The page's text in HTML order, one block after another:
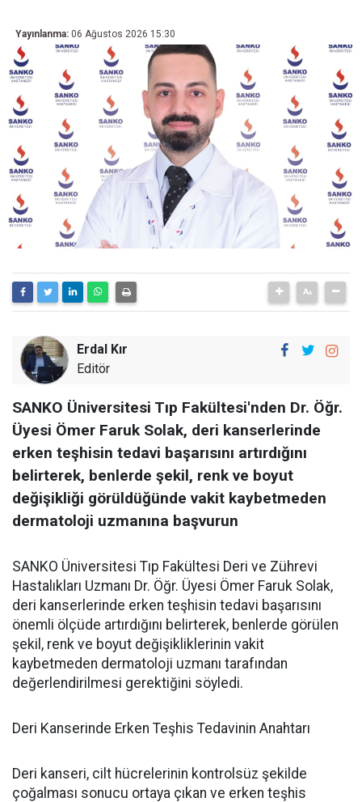
Yayınlanma: 06 Ağustos 2026 15:30
Erdal Kır
Editör
SANKO Üniversitesi Tıp Fakültesi'nden Dr. Öğr.
Üyesi Ömer Faruk Solak, deri kanserlerinde
erken teşhisin tedavi başarısını artırdığını
belirterek, benlerde şekil, renk ve boyut
değişikliği görüldüğünde vakit kaybetmeden
dermatoloji uzmanına başvurun
SANKO Üniversitesi Tıp Fakültesi Deri ve Zührevi
Hastalıkları Uzmanı Dr. Öğr. Üyesi Ömer Faruk Solak,
deri kanserlerinde erken teşhisin tedavi başarısını
önemli ölçüde artırdığını belirterek, benlerde görülen
şekil, renk ve boyut değişikliklerinin vakit
kaybetmeden dermatoloji uzmanı tarafından
değerlendirilmesi gerektiğini söyledi.
Deri Kanserinde Erken Teşhis Tedavinin Anahtarı
Deri kanseri, cilt hücrelerinin kontrolsüz şekilde
çoğalması sonucu ortaya çıkan ve erken teşhis